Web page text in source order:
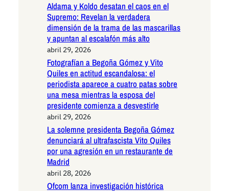
Aldama y Koldo desatan el caos en el
Supremo: Revelan la verdadera
dimensión de la trama de las mascarillas
y apuntan al escalafón más alto
abril 29, 2026
Fotografían a Begoña Gómez y Vito
Quiles en actitud escandalosa: el
periodista aparece a cuatro patas sobre
una mesa mientras la esposa del
presidente comienza a desvestirle
abril 29, 2026
La solemne presidenta Begoña Gómez
denunciará al ultrafascista Vito Quiles
por una agresión en un restaurante de
Madrid
abril 28, 2026
Ofcom lanza investigación histórica